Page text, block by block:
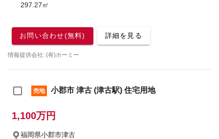
297.27㎡
お問い合わせ(無料) 詳細を見る
情報提供会社: (有)ホーミー
売地 小郡市 津古 (津古駅) 住宅用地
1,100万円
福岡県小郡市津古